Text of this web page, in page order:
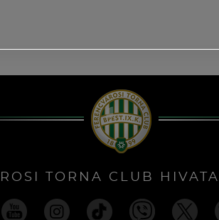
TORNA CLUB